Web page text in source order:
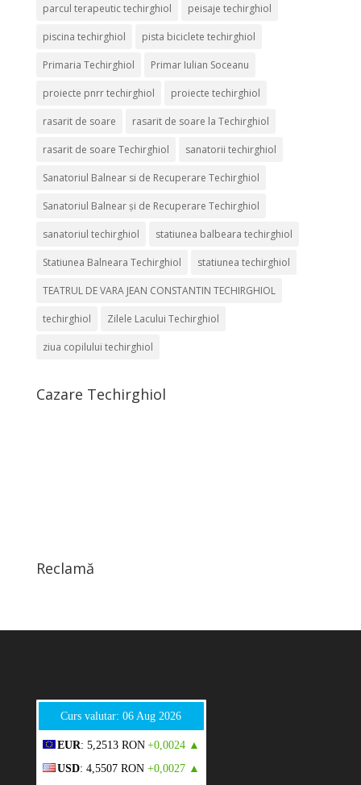
parcul terapeutic techirghiol peisaje techirghiol
piscina techirghiol pista biciclete techirghiol
Primaria Techirghiol Primar Iulian Soceanu
proiecte pnrr techirghiol proiecte techirghiol
rasarit de soare rasarit de soare la Techirghiol
rasarit de soare Techirghiol sanatorii techirghiol
Sanatoriul Balnear si de Recuperare Techirghiol
Sanatoriul Balnear și de Recuperare Techirghiol
sanatoriul techirghiol statiunea balbeara techirghiol
Statiunea Balneara Techirghiol statiunea techirghiol
TEATRUL DE VARA JEAN CONSTANTIN TECHIRGHIOL
techirghiol Zilele Lacului Techirghiol
ziua copilului techirghiol
Cazare Techirghiol
Reclamă
Curs valutar: 06 Aug 2026
EUR: 5,2513 RON +0,0024 ▲
USD: 4,5507 RON +0,0027 ▲